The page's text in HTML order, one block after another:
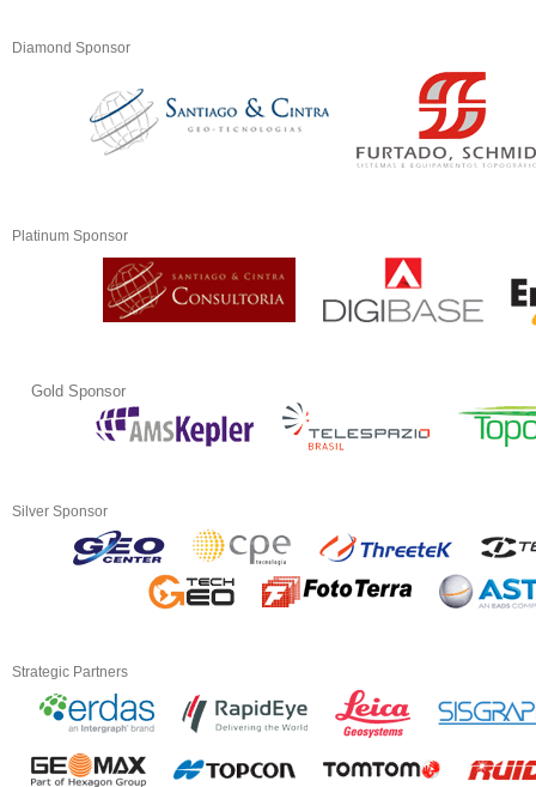
Diamond Sponsor
Platinum Sponsor
Gold Sponsor
Silver Sponsor
Strategic Partners